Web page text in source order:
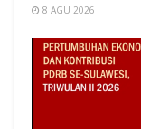
8 AGU 2026